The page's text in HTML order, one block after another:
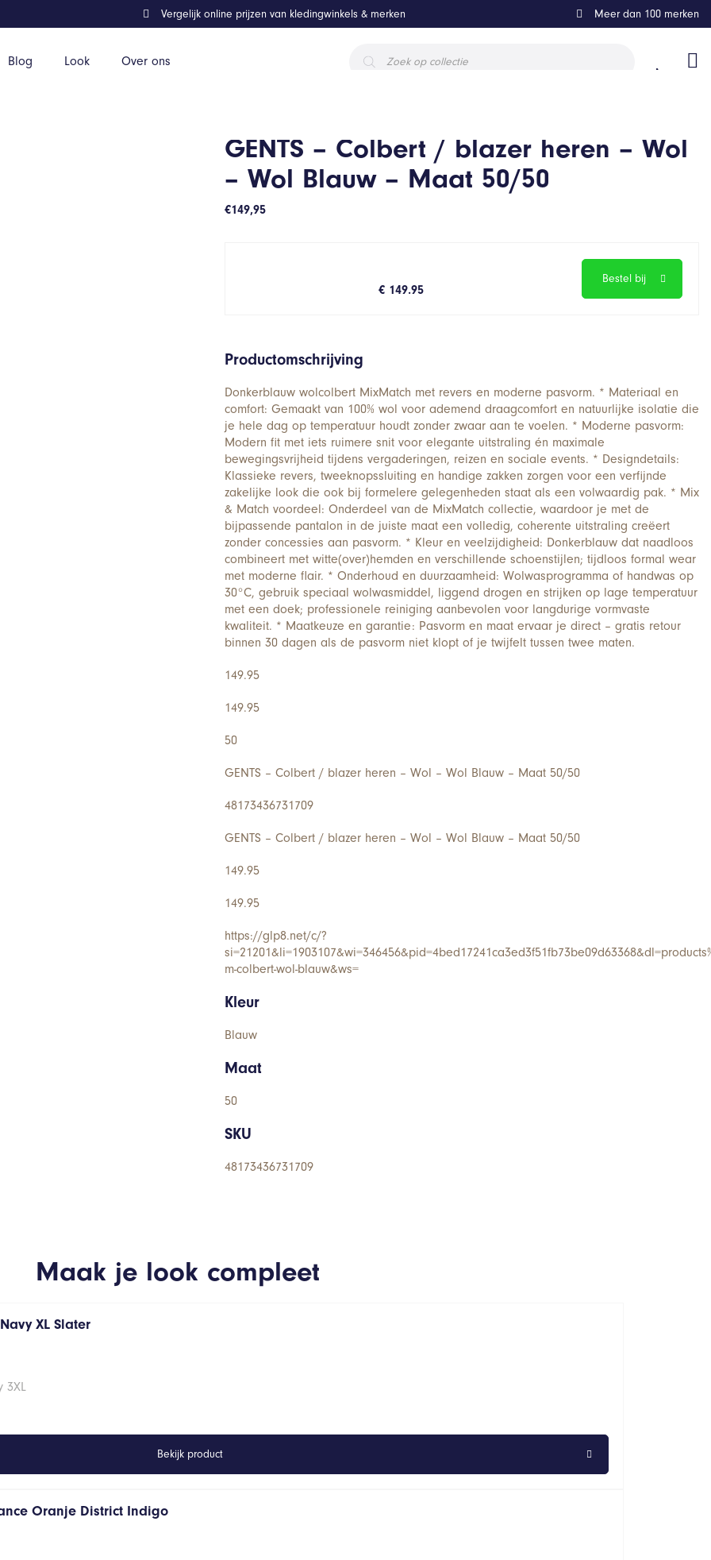
Blog Look Over ons
zoeken
Vergelijk online prijzen van kledingwinkels & merken Meer dan 100 merken
GENTS – Colbert / blazer heren – Wol
– Wol Blauw – Maat 50/50
€149,95
€ 149.95
Bestel bij
Productomschrijving
Donkerblauw wolcolbert MixMatch met revers en moderne pasvorm. * Materiaal en
comfort: Gemaakt van 100% wol voor ademend draagcomfort en natuurlijke isolatie die
je hele dag op temperatuur houdt zonder zwaar aan te voelen. * Moderne pasvorm:
Modern fit met iets ruimere snit voor elegante uitstraling én maximale
bewegingsvrijheid tijdens vergaderingen, reizen en sociale events. * Designdetails:
Klassieke revers, tweeknopssluiting en handige zakken zorgen voor een verfijnde
zakelijke look die ook bij formelere gelegenheden staat als een volwaardig pak. * Mix
& Match voordeel: Onderdeel van de MixMatch collectie, waardoor je met de
bijpassende pantalon in de juiste maat een volledig, coherente uitstraling creëert
zonder concessies aan pasvorm. * Kleur en veelzijdigheid: Donkerblauw dat naadloos
combineert met witte(over)hemden en verschillende schoenstijlen; tijdloos formal wear
met moderne flair. * Onderhoud en duurzaamheid: Wolwasprogramma of handwas op
30°C, gebruik speciaal wolwasmiddel, liggend drogen en strijken op lage temperatuur
met een doek; professionele reiniging aanbevolen voor langdurige vormvaste
kwaliteit. * Maatkeuze en garantie: Pasvorm en maat ervaar je direct – gratis retour
binnen 30 dagen als de pasvorm niet klopt of je twijfelt tussen twee maten.
149.95
149.95
50
GENTS – Colbert / blazer heren – Wol – Wol Blauw – Maat 50/50
48173436731709
GENTS – Colbert / blazer heren – Wol – Wol Blauw – Maat 50/50
149.95
149.95
https://glp8.net/c/?
m-colbert-wol-blauw&ws=
Kleur
Blauw
Maat
50
SKU
48173436731709
Maak je look compleet
XL Slater
3XL
Bekijk product
Oranje District Indigo